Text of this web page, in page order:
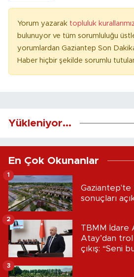
Yorum yazarak topluluk
bulunuyor ve tüm sorumluluğu
yorumlardan Gaziantep Son
Haber hiçbir şekilde sorumlu
Yükleniyor...
En Çok Okunanlar
Gaziantep'te
sonuçları
1
TBMM İdare
Atay’dan
çıkış: “Seni
2
3